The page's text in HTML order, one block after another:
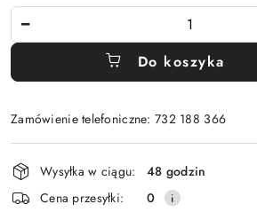
Do koszyka
Zamówienie telefoniczne: 732 188 366
Wyślij
Dostępność
i
dostawa
Wysyłka w ciągu:
48 godzin
Cena przesyłki:
0